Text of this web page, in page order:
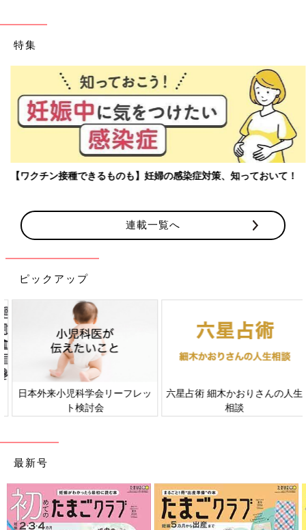
特集
【ワクチン接種できるものも】妊婦の感染症対策、知っておいて！
連載一覧へ
ピックアップ
日本外来小児科学会リーフレッ
ト検討会
六星占術 細木かおりさんの人生
相談
最新号